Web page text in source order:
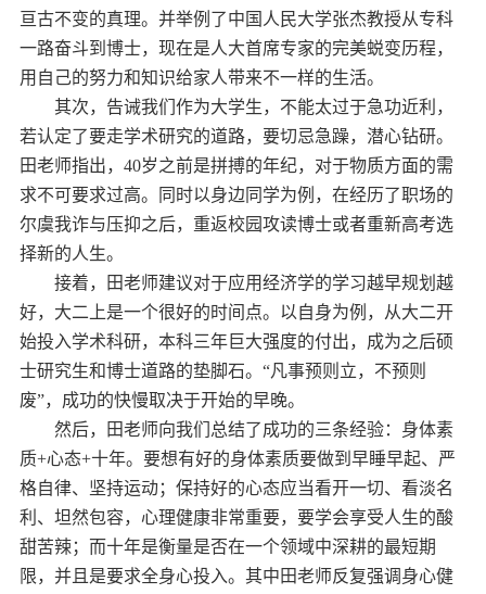
亘古不变的真理。并举例了中国人民大学张杰教授从专科
一路奋斗到博士，现在是人大首席专家的完美蜕变历程，
用自己的努力和知识给家人带来不一样的生活。
其次，告诫我们作为大学生，不能太过于急功近利，
若认定了要走学术研究的道路，要切忌急躁，潜心钻研。
田老师指出， 40岁之前是拼搏的年纪，对于物质方面的需
求不可要求过高。同时以身边同学为例，在经历了职场的
尔虞我诈与压抑之后，重返校园攻读博士或者重新高考选
择新的人生。
接着，田老师建议对于应用经济学的学习越早规划越
好，大二上是一个很好的时间点。以自身为例，从大二开
始投入学术科研，本科三年巨大强度的付出，成为之后硕
士研究生和博士道路的垫脚石。“凡事预则立，不预则
废”，成功的快慢取决于开始的早晚。
然后，田老师向我们总结了成功的三条经验：身体素
质+心态+十年。要想有好的身体素质要做到早睡早起、严
格自律、坚持运动；保持好的心态应当看开一切、看淡名
利、坦然包容，心理健康非常重要，要学会享受人生的酸
甜苦辣；而十年是衡量是否在一个领域中深耕的最短期
限，并且是要求全身心投入。其中田老师反复强调身心健